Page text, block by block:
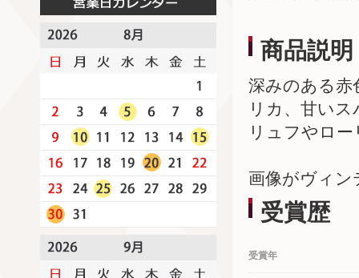
商品説明
深みのある赤
リカ、甘い
リュフやロ
画像がヴィン
受賞歴
受賞年